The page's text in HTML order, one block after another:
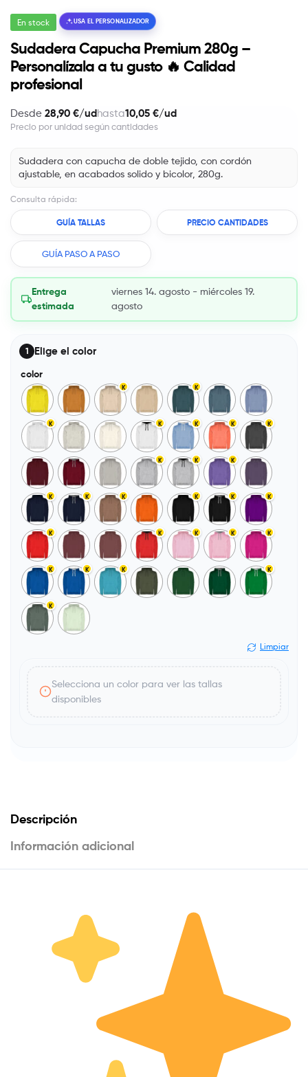
En stock USA EL PERSONALIZADOR
Sudadera Capucha Premium 280g –
Personalízala a tu gusto 🔥 Calidad
profesional
Desde 28,90 €/udhasta10,05 €/ud
Precio por unidad según cantidades
Sudadera con capucha de doble tejido, con cordón
ajustable, en acabados solido y bicolor, 280g.
Consulta rápida:
GUÍA TALLAS PRECIO CANTIDADES
GUÍA PASO A PASO
Entrega
estimada
viernes 14. agosto - miércoles 19.
agosto
1 Elige el color
color
K K
K K K K K
K K K
K K K K K K
K K K K K
K K K K
K
Limpiar
Selecciona un color para ver las tallas
disponibles
Descripción
Información adicional